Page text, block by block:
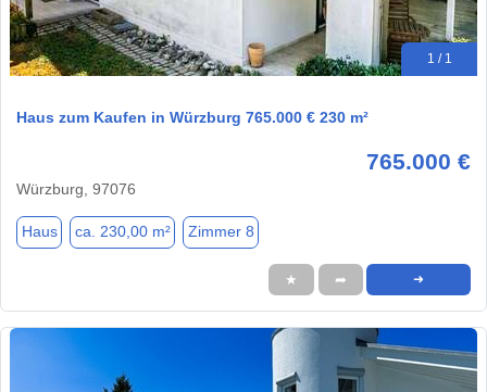
1 / 1
Haus zum Kaufen in Würzburg 765.000 € 230 m²
765.000 €
Würzburg, 97076
Haus ca. 230,00 m² Zimmer 8
★ ➦ ➜